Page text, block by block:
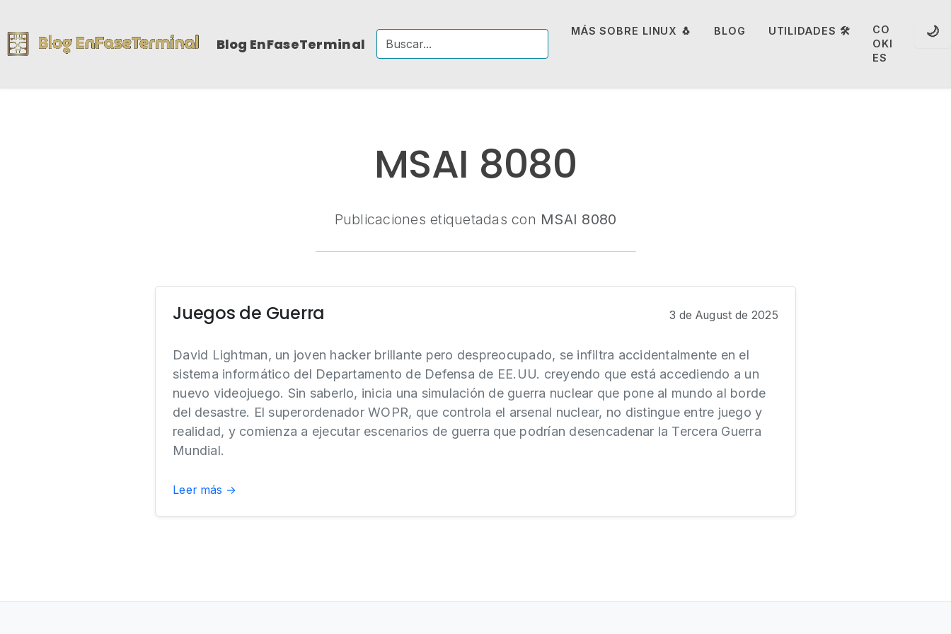
Blog EnFaseTerminal
MÁS SOBRE LINUX 🐧 BLOG UTILIDADES 🛠️
CO
OKI
ES
🌙
MSAI 8080
Publicaciones etiquetadas con MSAI 8080
Juegos de Guerra 3 de August de 2025
David Lightman, un joven hacker brillante pero despreocupado, se infiltra accidentalmente en el
sistema informático del Departamento de Defensa de EE.UU. creyendo que está accediendo a un
nuevo videojuego. Sin saberlo, inicia una simulación de guerra nuclear que pone al mundo al borde
del desastre. El superordenador WOPR, que controla el arsenal nuclear, no distingue entre juego y
realidad, y comienza a ejecutar escenarios de guerra que podrían desencadenar la Tercera Guerra
Mundial.
Leer más →